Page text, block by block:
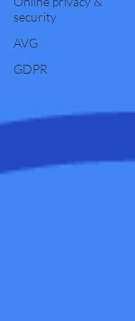
security
AVG
GDPR